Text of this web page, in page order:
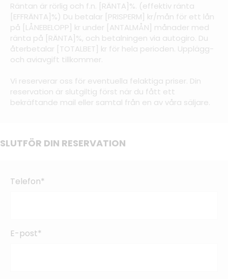
Räntan är rörlig och f.n. [RÄNTA]%. (effektiv ränta
[EFFRÄNTA]%) Du betalar [PRISPERM] kr/mån för ett lån
på [LÅNEBELOPP] kr under [ANTALMÅN] månader med
ränta på [RÄNTA]%, och betalningen via autogiro. Du
återbetalar [TOTALBET] kr för hela perioden. Upplägg-
och aviavgift tillkommer.
Vi reserverar oss för eventuella felaktiga priser. Din
reservation är slutgiltig först när du fått ett
bekräftande mail eller samtal från en av våra säljare.
SLUTFÖR DIN RESERVATION
Telefon*
E-post*